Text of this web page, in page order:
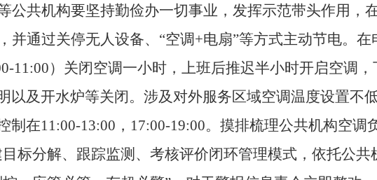
公共机构要坚持勤俭办一切事业， 发挥示范带头作用，
并通过关停无人设备、 “空调+电扇”等方式主动节电。 在
11:00） 关闭空调一小时， 上班后推迟半小时开启空调
以及开水炉等关闭。涉及对外服务区域空调温度设置不
制在11:00-13:00 ， 17:00-19:00。 摸排梳理公共机构空调
标分解、跟踪监测、考核评价闭环管理模式 ，依托公